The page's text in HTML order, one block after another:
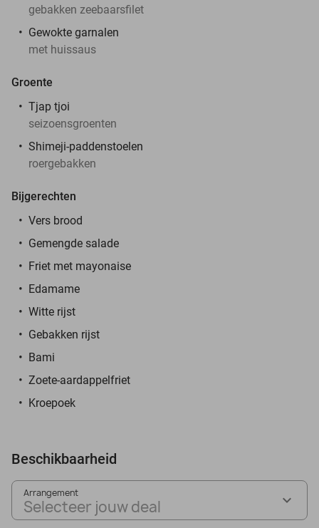
gebakken zeebaarsfilet
Gewokte garnalen
met huissaus
Groente
Tjap tjoi
seizoensgroenten
Shimeji-paddenstoelen
roergebakken
Bijgerechten
Vers brood
Gemengde salade
Friet met mayonaise
Edamame
Witte rijst
Gebakken rijst
Bami
Zoete-aardappelfriet
Kroepoek
Beschikbaarheid
Arrangement
Selecteer jouw deal